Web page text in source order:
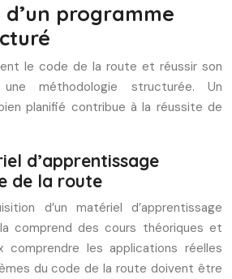
programme
le code de la route et réussir son
méthodologie structurée. Un
planifié contribue à la réussite de
d’apprentissage
de la route
d’un matériel d’apprentissage
comprend des cours théoriques et
comprendre les applications réelles
du code de la route doivent être